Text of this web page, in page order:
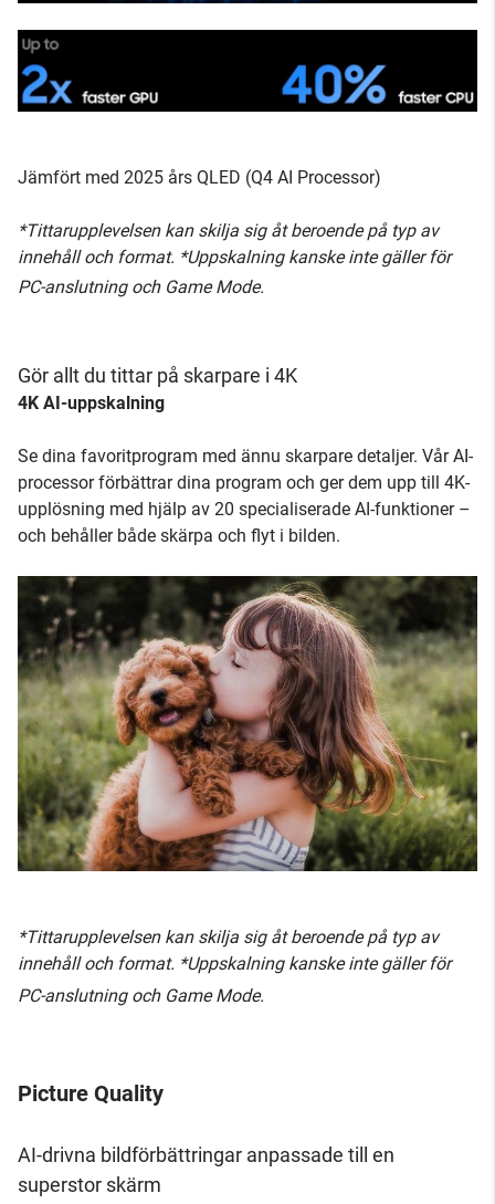
Jämfört med 2025 års QLED (Q4 AI Processor)
*Tittarupplevelsen kan skilja sig åt beroende på typ av
innehåll och format. *Uppskalning kanske inte gäller för
PC-anslutning och Game Mode.
Gör allt du tittar på skarpare i 4K
4K AI-uppskalning
Se dina favoritprogram med ännu skarpare detaljer. Vår AI-
processor förbättrar dina program och ger dem upp till 4K-
upplösning med hjälp av 20 specialiserade AI-funktioner –
och behåller både skärpa och flyt i bilden.
*Tittarupplevelsen kan skilja sig åt beroende på typ av
innehåll och format. *Uppskalning kanske inte gäller för
PC-anslutning och Game Mode.
Picture Quality
AI-drivna bildförbättringar anpassade till en
superstor skärm